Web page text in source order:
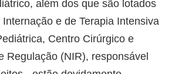
além dos que são lotados
e de Terapia Intensiva
Centro Cirúrgico e
Regulação (NIR), responsável